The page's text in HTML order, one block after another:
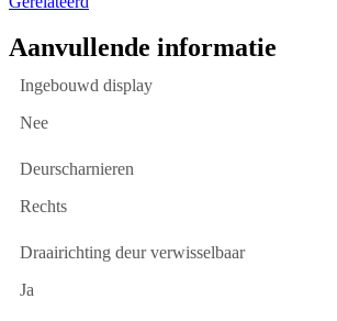
Aanvullende informatie
Ingebouwd display
Nee
Deurscharnieren
Rechts
Draairichting deur verwisselbaar
Ja